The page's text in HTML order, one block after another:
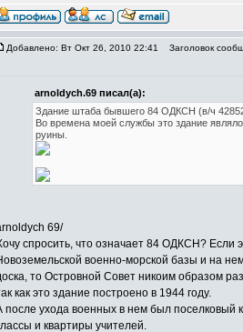
Добавлено: Вт Окт 26, 2010 22:41 Заголовок
arnoldych.69 писал(а):
Здание штаба бывшего 84 ОДКСН (в/ч
Во времена моей службы это здание
руины.
69/
спросить, что означает 84 ОДКСН? Если
военно-морской базы и на
то Островной Совет никоим образом
как это здание построено в 1944 году.
после ухода военных в нем был поселковый
и квартиры учителей.